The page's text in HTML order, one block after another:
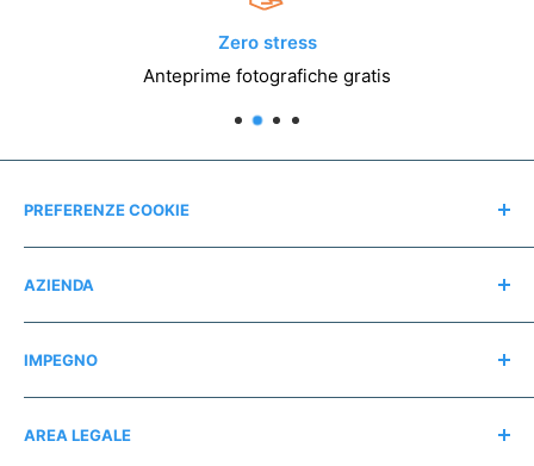
Zero stress
Anteprime fotografiche gratis
PREFERENZE COOKIE
Modifica consensi
AZIENDA
Contatti
Chi siamo
Recensioni
Instagram
IMPEGNO
Regali consapevoli
Associazioni no profit
AREA LEGALE